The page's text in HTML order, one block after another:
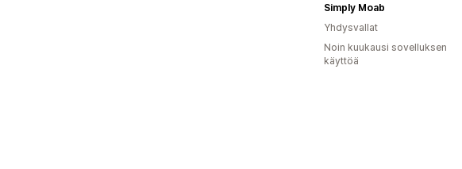
Simply Moab
Yhdysvallat
Noin kuukausi sovelluksen
käyttöä